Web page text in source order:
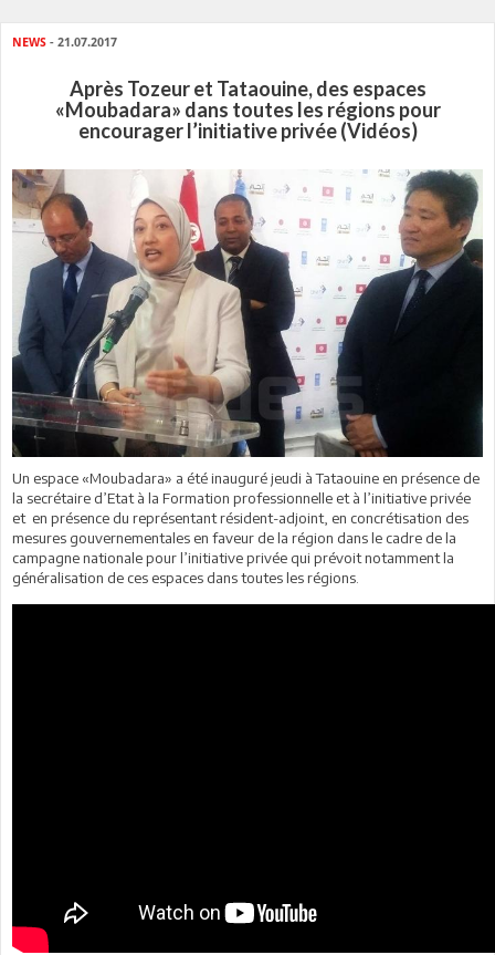
NEWS - 21.07.2017
Après Tozeur et Tataouine, des espaces
«Moubadara» dans toutes les régions pour
encourager l’initiative privée (Vidéos)
Un espace «Moubadara» a été inauguré jeudi à Tataouine en présence de
la secrétaire d’Etat à la Formation professionnelle et à l’initiative privée
et en présence du représentant résident-adjoint, en concrétisation des
mesures gouvernementales en faveur de la région dans le cadre de la
campagne nationale pour l’initiative privée qui prévoit notamment la
généralisation de ces espaces dans toutes les régions.